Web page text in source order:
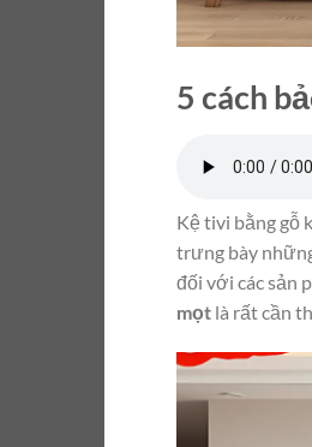
5 cách
Kệ tivi bằng gỗ
trưng bày
đối với các sản
mọt là rất cần